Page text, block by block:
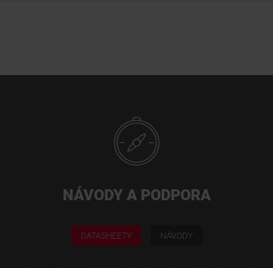
NÁVODY A PODPORA
DATASHEETY NÁVODY